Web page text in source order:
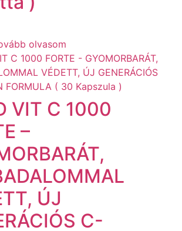
olvasom
VIT C 1000
–
ÚJ
C-